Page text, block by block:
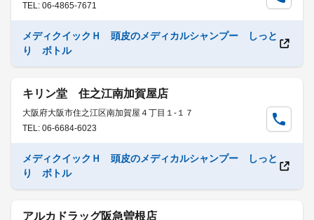
TEL: 06-4865-7671
メディクイックＨ 頭皮のメディカルシャンプー しっと
り ボトル
キリン堂 住之江南加賀屋店
大阪府大阪市住之江区南加賀屋４丁目１-１７
TEL: 06-6684-6023
メディクイックＨ 頭皮のメディカルシャンプー しっと
り ボトル
アルカドラッグ阪急曽根店